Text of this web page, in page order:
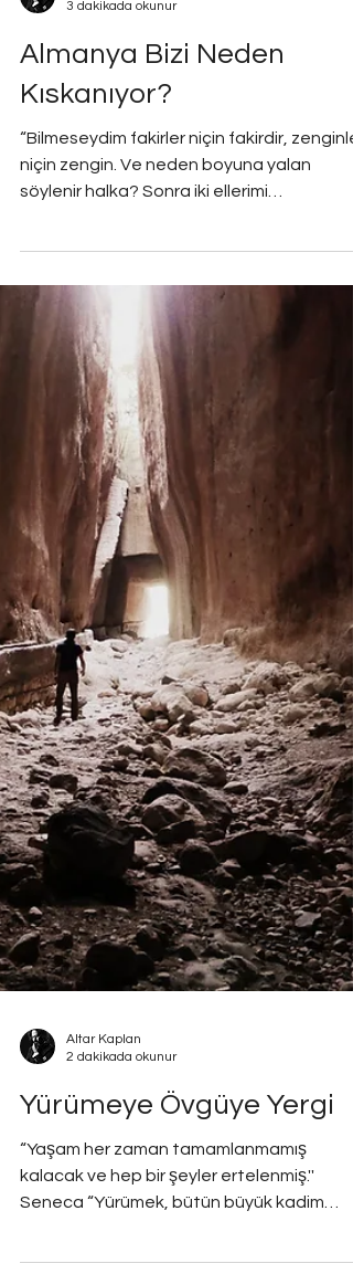
Altar Kaplan
Almanya Bizi Neden
Kıskanıyor?
“Bilmeseydim fakirler niçin fakirdir,
niçin zengin. Ve neden boyuna yalan
söylenir halka? Sonra iki ellerimi
pantolonumun...